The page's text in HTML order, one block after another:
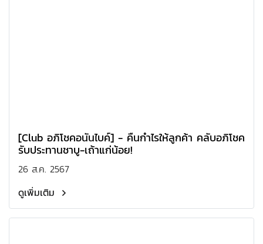
[Club อภิโชคอนันไบค์] - คืนกำไรให้ลูกค้า คลับอภิโชค
รับประทานชาบู-เถ้าแก่น้อย!
26 ส.ค. 2567
ดูเพิ่มเติม